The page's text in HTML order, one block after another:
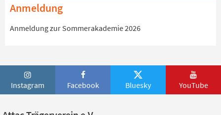
Anmeldung
Anmeldung zur Sommerakademie 2026
Instagram Facebook Bluesky YouTube